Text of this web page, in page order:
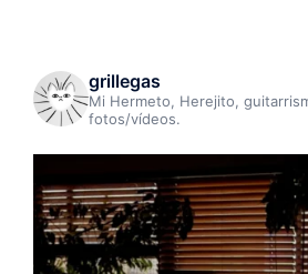
grillegas
Mi Hermeto, Herejito,
fotos/vídeos.